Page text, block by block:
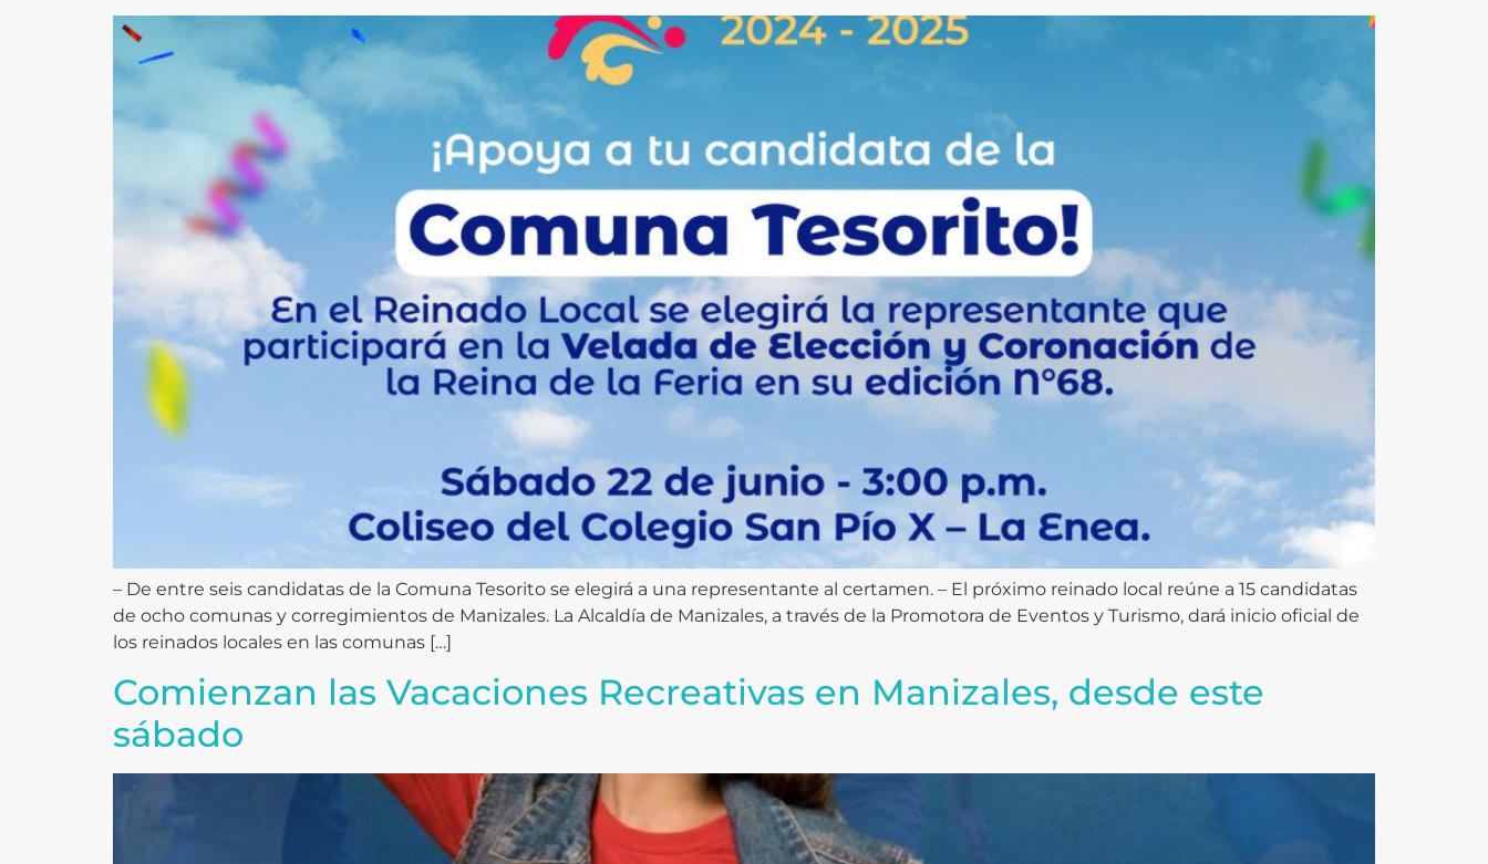
– De entre seis candidatas de la Comuna Tesorito se elegirá a una representante al certamen. – El próximo reinado local reúne a 15 candidatas
de ocho comunas y corregimientos de Manizales. La Alcaldía de Manizales, a través de la Promotora de Eventos y Turismo, dará inicio oficial de
los reinados locales en las comunas […]
Comienzan las Vacaciones Recreativas en Manizales, desde este
sábado